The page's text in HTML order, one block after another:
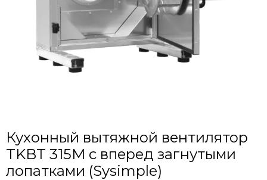
Кухонный вытяжной вентилятор
TKBT 315M с вперед загнутыми
лопатками (Sysimple)